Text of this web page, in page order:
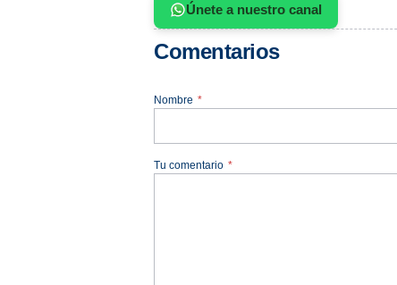
Únete a nuestro canal
Comentarios
Nombre *
Tu comentario *